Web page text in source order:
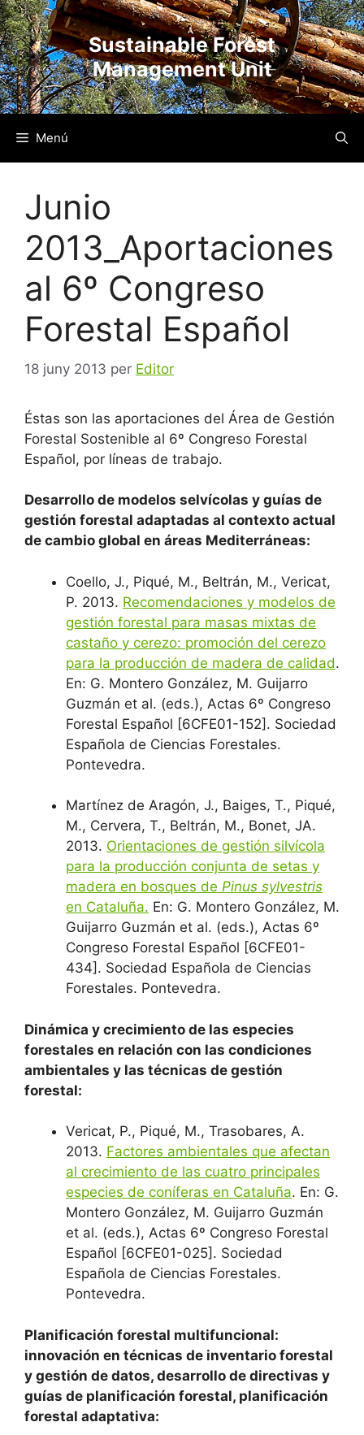
Vés
al
contingut
Sustainable Forest
Management Unit
Menú
Junio
2013_Aportaciones
al 6º Congreso
Forestal Español
18 juny 2013 per Editor
Éstas son las aportaciones del Área de Gestión
Forestal Sostenible al 6º Congreso Forestal
Español, por líneas de trabajo.
Desarrollo de modelos selvícolas y guías de
gestión forestal adaptadas al contexto actual
de cambio global en áreas Mediterráneas:
Coello, J., Piqué, M., Beltrán, M., Vericat,
P. 2013. Recomendaciones y modelos de
gestión forestal para masas mixtas de
castaño y cerezo: promoción del cerezo
para la producción de madera de calidad.
En: G. Montero González, M. Guijarro
Guzmán et al. (eds.), Actas 6º Congreso
Forestal Español [6CFE01-152]. Sociedad
Española de Ciencias Forestales.
Pontevedra.
Martínez de Aragón, J., Baiges, T., Piqué,
M., Cervera, T., Beltrán, M., Bonet, JA.
2013. Orientaciones de gestión silvícola
para la producción conjunta de setas y
madera en bosques de Pinus sylvestris
en Cataluña. En: G. Montero González, M.
Guijarro Guzmán et al. (eds.), Actas 6º
Congreso Forestal Español [6CFE01-
434]. Sociedad Española de Ciencias
Forestales. Pontevedra.
Dinámica y crecimiento de las especies
forestales en relación con las condiciones
ambientales y las técnicas de gestión
forestal:
Vericat, P., Piqué, M., Trasobares, A.
2013. Factores ambientales que afectan
al crecimiento de las cuatro principales
especies de coníferas en Cataluña. En: G.
Montero González, M. Guijarro Guzmán
et al. (eds.), Actas 6º Congreso Forestal
Español [6CFE01-025]. Sociedad
Española de Ciencias Forestales.
Pontevedra.
Planificación forestal multifuncional:
innovación en técnicas de inventario forestal
y gestión de datos, desarrollo de directivas y
guías de planificación forestal, planificación
forestal adaptativa: